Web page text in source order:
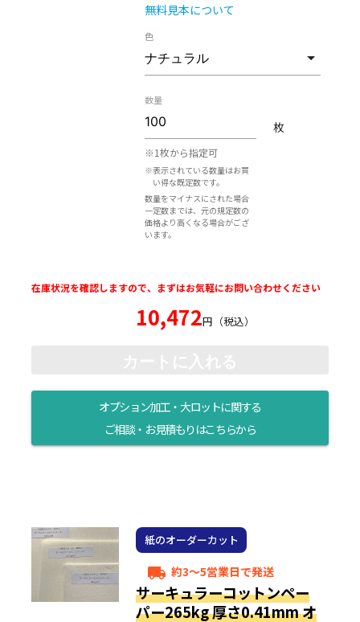
無料見本について
色
数量
※1枚から指定可
※表示されている数量はお買
い得な既定数です。
数量をマイナスにされた場合
一定数までは、元の規定数の
価格より高くなる場合がござ
います。
枚
在庫状況を確認しますので、まずはお気軽にお問い合わせください
10,472円（税込）
オプション加工・大ロットに関する
ご相談・お見積もりはこちらから
紙のオーダーカット
local_shipping 約3～5営業日で発送
サーキュラーコットンペー
パー265kg 厚さ0.41mm オ